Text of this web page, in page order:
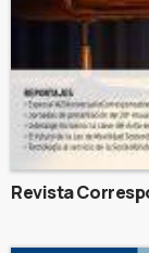
Revista